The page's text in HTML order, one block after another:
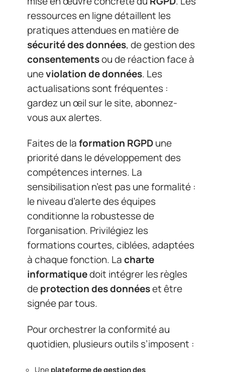
ressources en ligne détaillent les
pratiques attendues en matière de
sécurité des données, de gestion des
consentementsou de réaction face à
uneviolation de données. Les
actualisations sont fréquentes :
gardez un œil sur le site, abonnez-
vous aux alertes.
Faites de laformation RGPDune
priorité dans le développement des
compétences internes. La
sensibilisation n’est pas une formalité :
le niveau d’alerte des équipes
conditionne la robustesse de
l’organisation. Privilégiez les
formations courtes, ciblées, adaptées
à chaque fonction. Lacharte
informatiquedoit intégrer les règles
deprotection des donnéeset être
signée par tous.
Pour orchestrer la conformité au
quotidien, plusieurs outils s’imposent :
Uneplateforme de gestion des